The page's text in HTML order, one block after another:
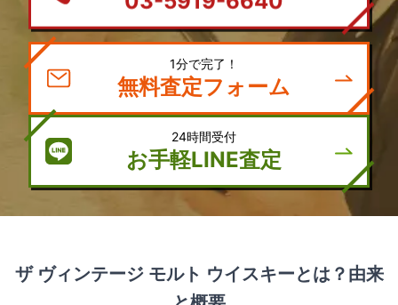
03-5919-6640
1分で完了！
無料査定フォーム
24時間受付
お手軽LINE査定
ザ ヴィンテージ モルト ウイスキーとは？由来